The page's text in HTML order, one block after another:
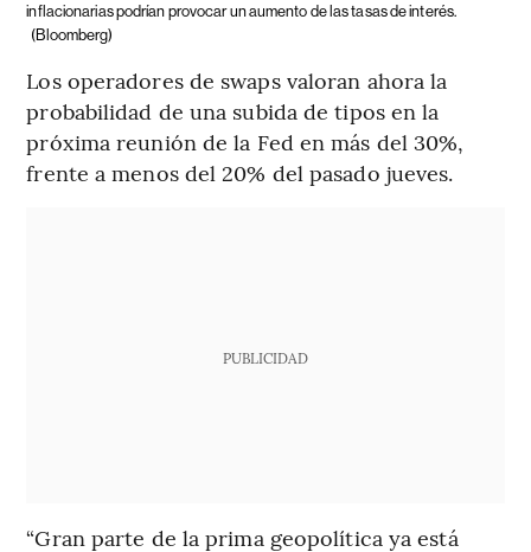
inflacionarias podrían provocar un aumento de las tasas de interés.
(Bloomberg)
Los operadores de swaps valoran ahora la
probabilidad de una subida de tipos en la
próxima reunión de la Fed en más del 30%,
frente a menos del 20% del pasado jueves.
PUBLICIDAD
“Gran parte de la prima geopolítica ya está